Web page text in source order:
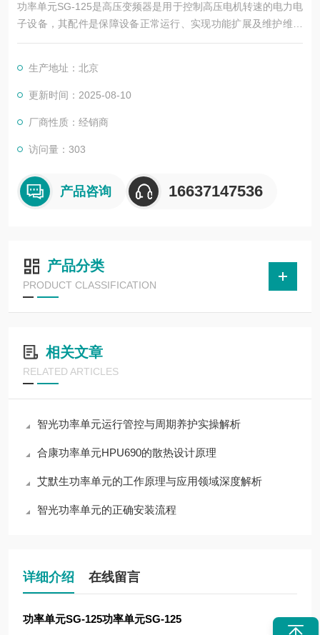
功率单元SG-125是高压变频器是用于控制高压电机转速的电力电
子设备，其配件是保障设备正常运行、实现功能扩展及维护维修
的重要组成部分。这些配件种类繁多，涵盖了功率变换、控制、
生产地址：北京
更新时间：2025-08-10
厂商性质：经销商
访问量：303
产品咨询 16637147536
产品分类
PRODUCT CLASSIFICATION
相关文章
RELATED ARTICLES
智光功率单元运行管控与周期养护实操解析
合康功率单元HPU690的散热设计原理
艾默生功率单元的工作原理与应用领域深度解析
智光功率单元的正确安装流程
详细介绍 在线留言
功率单元SG-125功率单元SG-125